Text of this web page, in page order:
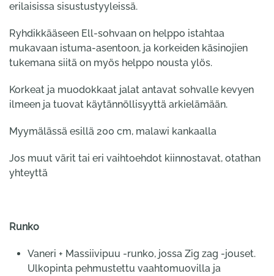
erilaisissa sisustustyyleissä.
Ryhdikkääseen Ell-sohvaan on helppo istahtaa
mukavaan istuma-asentoon, ja korkeiden käsinojien
tukemana siitä on myös helppo nousta ylös.
Korkeat ja muodokkaat jalat antavat sohvalle kevyen
ilmeen ja tuovat käytännöllisyyttä arkielämään.
Myymälässä esillä 200 cm, malawi kankaalla
Jos muut värit tai eri vaihtoehdot kiinnostavat, otathan
yhteyttä
Runko
Vaneri + Massiivipuu -runko, jossa Zig zag -jouset.
Ulkopinta pehmustettu vaahtomuovilla ja